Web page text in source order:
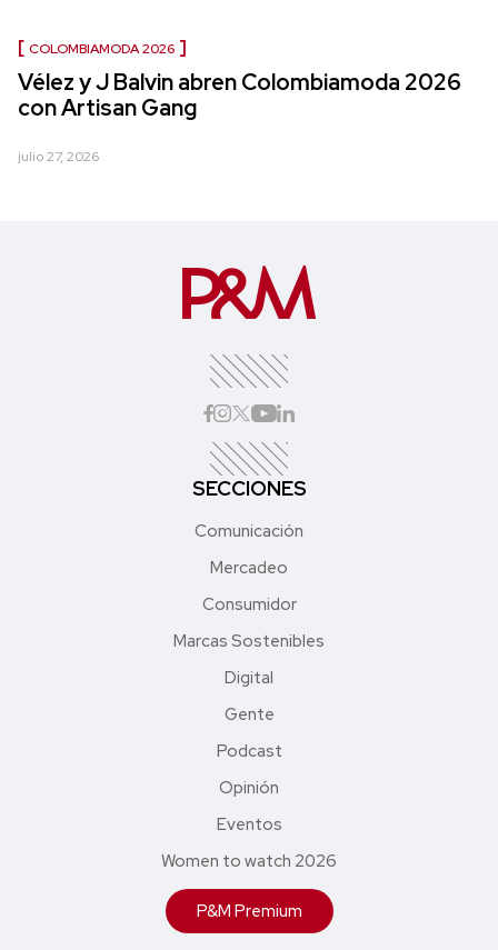
COLOMBIAMODA 2026
Vélez y J Balvin abren Colombiamoda 2026
con Artisan Gang
julio 27, 2026
SECCIONES
Comunicación
Mercadeo
Consumidor
Marcas Sostenibles
Digital
Gente
Podcast
Opinión
Eventos
Women to watch 2026
P&M Premium